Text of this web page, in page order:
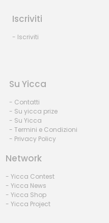
Iscriviti
- Iscriviti
Su Yicca
- Contatti
- Su yicca prize
- Su Yicca
- Termini e Condizioni
- Privacy Policy
Network
- Yicca Contest
- Yicca News
- Yicca Shop
- Yicca Project